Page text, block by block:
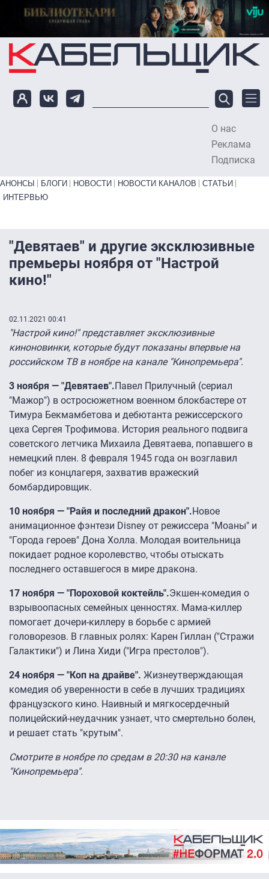
Перейти к основному содержанию
О нас
Реклама
Подписка
Primary links bottom
АНОНСЫ БЛОГИ НОВОСТИ НОВОСТИ КАНАЛОВ
СТАТЬИ
ИНТЕРВЬЮ
"Девятаев" и другие эксклюзивные
премьеры ноября от "Настрой
кино!"
02.11.2021 00:41
"Настрой кино!" представляет эксклюзивные
киноновинки, которые будут показаны впервые на
российском ТВ в ноябре на канале "Кинопремьера".
3 ноября — "Девятаев". Павел Прилучный (сериал
"Мажор") в остросюжетном военном блокбастере от
Тимура Бекмамбетова и дебютанта режиссерского
цеха Сергея Трофимова. История реального подвига
советского летчика Михаила Девятаева, попавшего в
немецкий плен. 8 февраля 1945 года он возглавил
побег из концлагеря, захватив вражеский
бомбардировщик.
10 ноября — "Райя и последний дракон".Новое
анимационное фэнтези Disney от режиссера "Моаны" и
"Города героев" Дона Холла. Молодая воительница
покидает родное королевство, чтобы отыскать
последнего оставшегося в мире дракона.
17 ноября — "Пороховой коктейль".Экшен-комедия о
взрывоопасных семейных ценностях. Мама-киллер
помогает дочери-киллеру в борьбе с армией
головорезов. В главных ролях: Карен Гиллан ("Стражи
Галактики") и Лина Хиди ("Игра престолов").
24 ноября — "Коп на драйве". Жизнеутверждающая
комедия об уверенности в себе в лучших традициях
французского кино. Наивный и мягкосердечный
полицейский-неудачник узнает, что смертельно болен,
и решает стать "крутым".
Смотрите в ноябре по средам в 20:30 на канале
"Кинопремьера".